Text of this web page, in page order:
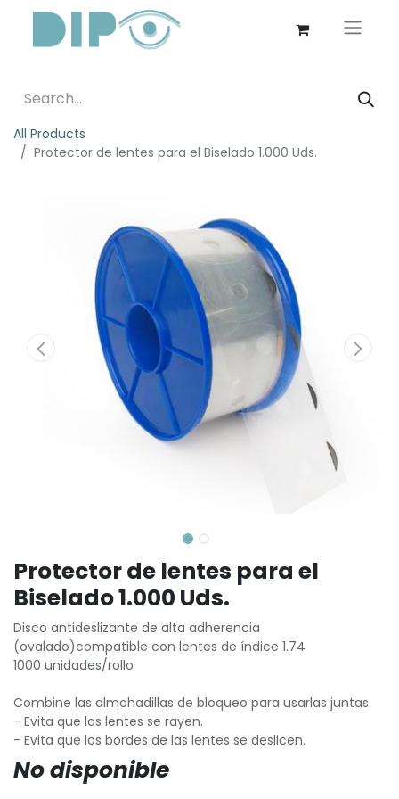
All Products
Protector de lentes para el Biselado 1.000 Uds.
Protector de lentes para el
Biselado 1.000 Uds.
Disco antideslizante de alta adherencia
(ovalado)compatible con lentes de índice 1.74
1000 unidades/rollo
Combine las almohadillas de bloqueo para usarlas juntas.
- Evita que las lentes se rayen.
- Evita que los bordes de las lentes se deslicen.
No disponible